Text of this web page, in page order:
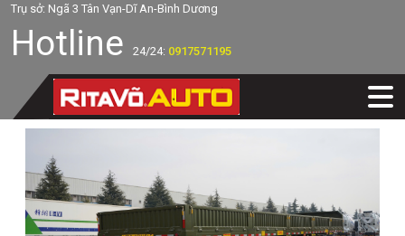
Trụ sở: Ngã 3 Tân Vạn-Dĩ An-Bình Dương
Hotline 24/24: 0917571195